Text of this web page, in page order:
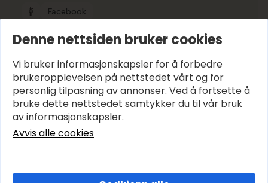
Facebook
Google-vurdering
Hold deg oppdatert
E-post*
Abonner
Denne nettsiden bruker cookies
Vi bruker informasjonskapsler for å forbedre
brukeropplevelsen på nettstedet vårt og for
personlig tilpasning av annonser. Ved å fortsette å
bruke dette nettstedet samtykker du til vår bruk
av informasjonskapsler.
Avvis alle cookies